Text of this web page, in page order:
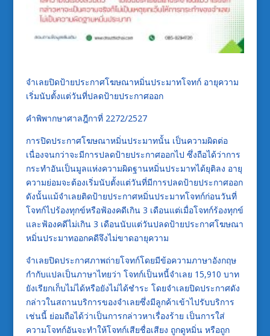
จำเลยปิดป้ายประกาศโฆษณาหมิ่นประมาทโจทก์ อายุความ
เริ่มนับตั้งแต่วันที่ปลดป้ายประกาศออก
คำพิพากษาศาลฎีกาที่ 2272/2527
การปิดประกาศโฆษณาหมิ่นประมาทนั้น เป็นความผิดต่อ
เนื่องจนกว่าจะมีการปลดป้ายประกาศออกไป ซึ่งถือได้ว่าการ
กระทำอันเป็นมูลแห่งความผิดฐานหมิ่นประมาทได้ยุติลง อายุ
ความย่อมจะต้องเริ่มนับตั้งแต่วันที่มีการปลดป้ายประกาศออก
ดังนั้นแม้จำเลยติดป้ายประกาศหมิ่นประมาทโจทก์ก่อนวันที่
โจทก์ไปร้องทุกข์หรือฟ้องคดีเกิน 3 เดือนแต่เมื่อโจทก์ร้องทุกข์
และฟ้องคดีไม่เกิน 3 เดือนนับแต่วันปลดป้ายประกาศโฆษณา
หมิ่นประมาทออกคดีจึงไม่ขาดอายุความ
จำเลยปิดประกาศภาพถ่ายโจทก์โดยมีข้อความภาษาอังกฤษ
กำกับแปลเป็นภาษาไทยว่า โจทก์เป็นหนี้จำเลย 15,910 บาท
ยังเรียกเก็บไม่ได้หรือยังไม่ได้ชำระ โดยจำเลยปิดประกาศดัง
กล่าวในสถานบริการของจำเลยซึ่งมีลูกค้าเข้าไปรับบริการ
เช่นนี้ ย่อมถือได้ว่าเป็นการกล่าวหาเรื่องร้าย เป็นการใส่
ความโจทก์อันจะทำให้โจทก์เสียชื่อเสียง ถูกดูหมิ่น หรือถูก